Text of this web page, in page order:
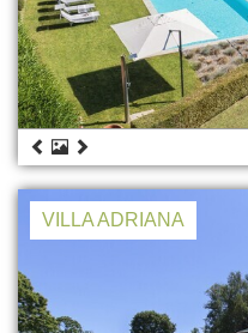
VILLA ADRIANA